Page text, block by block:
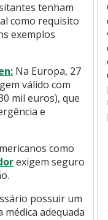
tenham
como requisito
exemplos
Na Europa, 27
válido com
mil euros), que
e
como
exigem seguro
possuir um
adequada